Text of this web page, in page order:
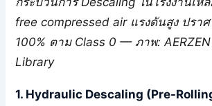
free compressed air แรงดันสูง ปรา
100% ตาม Class 0 — ภาพ:
Library
1. Hydraulic Descaling (Pre-